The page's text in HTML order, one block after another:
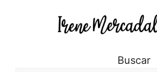
Buscar